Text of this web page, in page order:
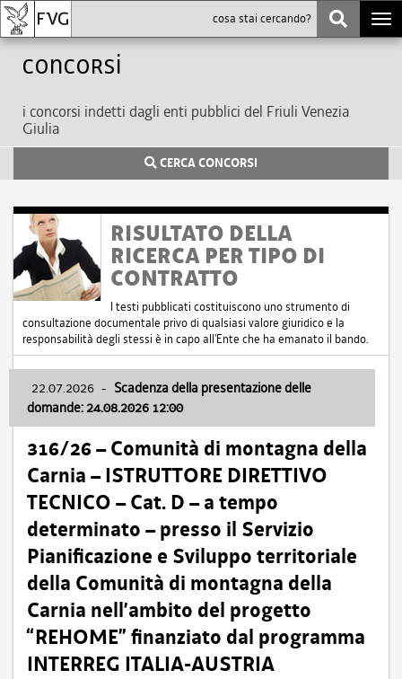
Concorsi
i concorsi indetti dagli enti pubblici del Friuli Venezia
Giulia
CERCA CONCORSI
RISULTATO DELLA
RICERCA PER TIPO DI
CONTRATTO
I testi pubblicati costituiscono uno strumento di
consultazione documentale privo di qualsiasi valore giuridico e la
responsabilità degli stessi è in capo all'Ente che ha emanato il bando.
22.07.2026 - Scadenza della presentazione delle
domande: 24.08.2026 12:00
316/26 – Comunità di montagna della
Carnia – ISTRUTTORE DIRETTIVO
TECNICO – Cat. D – a tempo
determinato – presso il Servizio
Pianificazione e Sviluppo territoriale
della Comunità di montagna della
Carnia nell’ambito del progetto
“REHOME” finanziato dal programma
INTERREG ITALIA-AUSTRIA